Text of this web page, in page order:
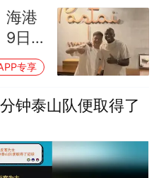
海港
9日
专享
钟泰山队便取得了